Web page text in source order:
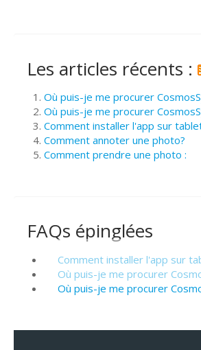
Les articles récents :
Où puis-je me procurer
Où puis-je me procurer
Comment installer l'app sur
Comment annoter une photo?
Comment prendre une photo :
FAQs épinglées
Comment installer l'app sur
Où puis-je me procurer
Où puis-je me procurer